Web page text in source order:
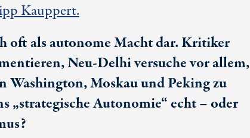
Kauppert.
oft als autonome Macht dar. Kritiker
Neu-Delhi versuche vor allem,
Washington, Moskau und Peking zu
„strategische Autonomie“ echt – oder